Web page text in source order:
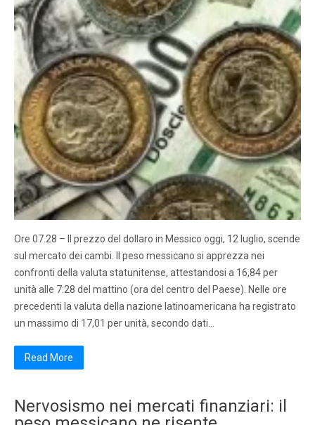
Ore 07.28 – Il prezzo del dollaro in Messico oggi, 12 luglio, scende
sul mercato dei cambi. Il peso messicano si apprezza nei
confronti della valuta statunitense, attestandosi a 16,84 per
unità alle 7:28 del mattino (ora del centro del Paese). Nelle ore
precedenti la valuta della nazione latinoamericana ha registrato
un massimo di 17,01 per unità, secondo dati…
Read More
Nervosismo nei mercati finanziari: il